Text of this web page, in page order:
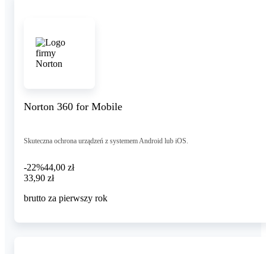
Norton 360 for Mobile
Skuteczna ochrona urządzeń z systemem Android lub iOS.
-22%44,00 zł
33,90 zł
33,90 zł
brutto za pierwszy rok